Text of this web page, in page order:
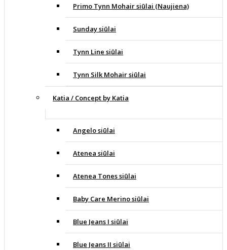
Primo Tynn Mohair siūlai (Naujiena)
Sunday siūlai
Tynn Line siūlai
Tynn Silk Mohair siūlai
Katia / Concept by Katia
Angelo siūlai
Atenea siūlai
Atenea Tones siūlai
Baby Care Merino siūlai
Blue Jeans I siūlai
Blue Jeans II siūlai